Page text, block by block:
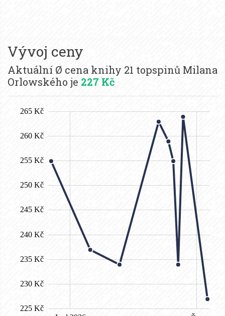
Vývoj ceny
Aktuální Ø cena knihy 21 topspinů Milana
Orlowského je 227 Kč